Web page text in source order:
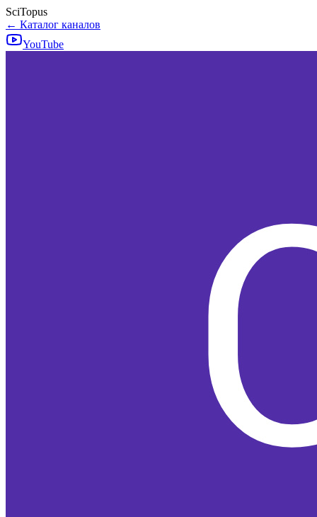
SciTopus
← Каталог каналов
YouTube